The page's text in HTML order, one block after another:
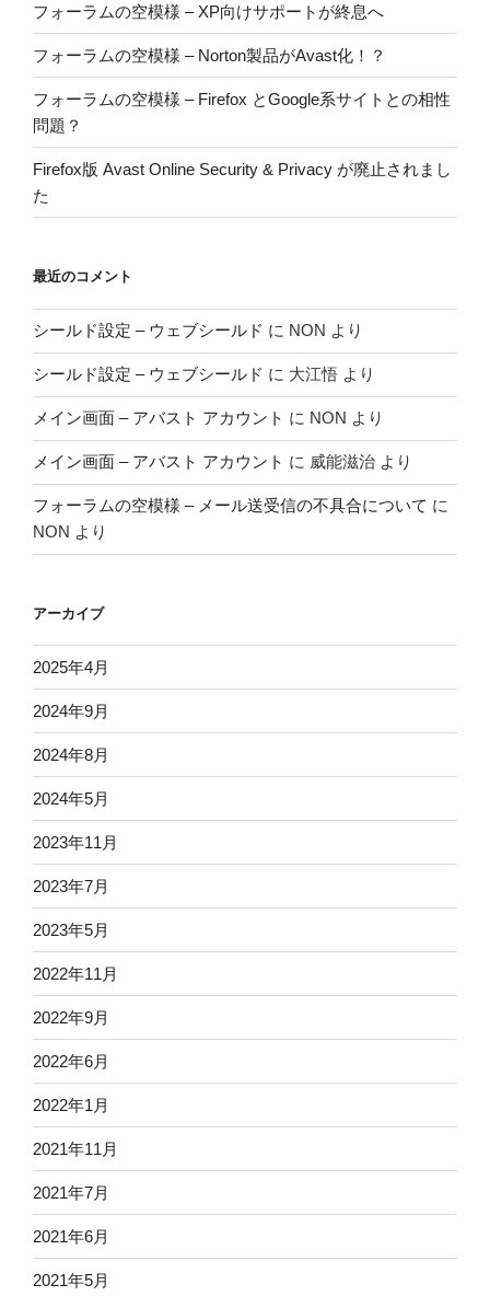
フォーラムの空模様 – XP向けサポートが終息へ
フォーラムの空模様 – Norton製品がAvast化！？
フォーラムの空模様 – Firefox とGoogle系サイトとの相性
問題？
Firefox版 Avast Online Security & Privacy が廃止されまし
た
最近のコメント
シールド設定 – ウェブシールド に NON より
シールド設定 – ウェブシールド に 大江悟 より
メイン画面 – アバスト アカウント に NON より
メイン画面 – アバスト アカウント に 威能滋治 より
フォーラムの空模様 – メール送受信の不具合について に
NON より
アーカイブ
2025年4月
2024年9月
2024年8月
2024年5月
2023年11月
2023年7月
2023年5月
2022年11月
2022年9月
2022年6月
2022年1月
2021年11月
2021年7月
2021年6月
2021年5月